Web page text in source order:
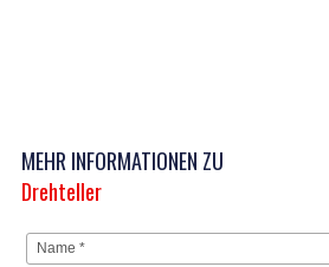
MEHR INFORMATIONEN ZU
Drehteller